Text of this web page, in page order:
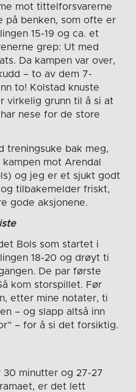
mot tittelforsvarerne
på benken, som ofte er
15-19 og ca. et
grep: Ut med
Da kampen var over,
– to av dem 7-
to! Kolstad knuste
virkelig grunn til å si at
nese for de store
treningsuke bak meg,
mot Arendal
og jeg er et sjukt godt
tilbakemelder friskt,
gode aksjonene.
Bols som startet i
18-20 og drøyt ti
De par første
kom storspillet. Før
etter mine notater, ti
– og slapp altså inn
– for å si det forsiktig.
minutter og 27-27
er det lett